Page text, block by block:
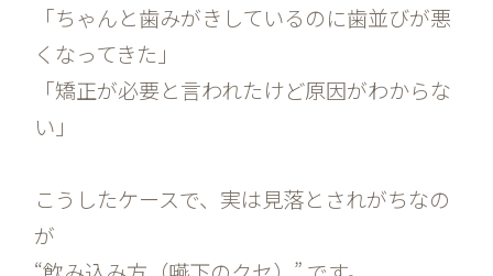
「ちゃんと歯みがきしているのに歯並びが悪
くなってきた」
「矯正が必要と言われたけど原因がわからな
い」
こうしたケースで、実は見落とされがちなの
が